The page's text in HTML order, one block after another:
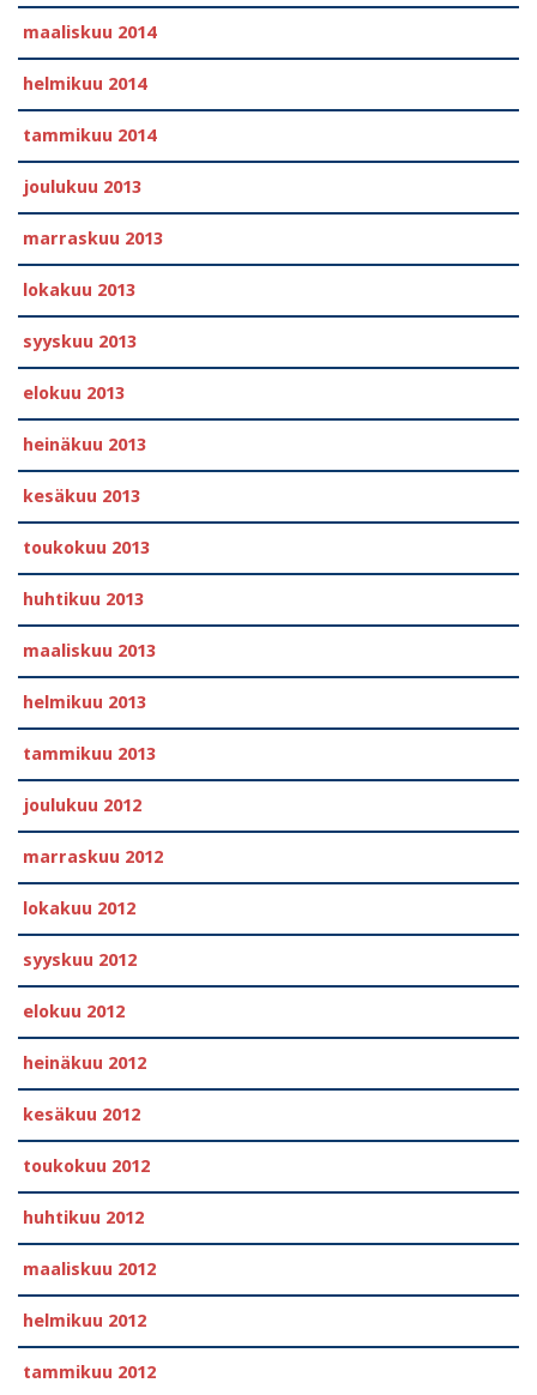
maaliskuu 2014
helmikuu 2014
tammikuu 2014
joulukuu 2013
marraskuu 2013
lokakuu 2013
syyskuu 2013
elokuu 2013
heinäkuu 2013
kesäkuu 2013
toukokuu 2013
huhtikuu 2013
maaliskuu 2013
helmikuu 2013
tammikuu 2013
joulukuu 2012
marraskuu 2012
lokakuu 2012
syyskuu 2012
elokuu 2012
heinäkuu 2012
kesäkuu 2012
toukokuu 2012
huhtikuu 2012
maaliskuu 2012
helmikuu 2012
tammikuu 2012